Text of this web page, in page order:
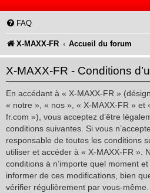
FAQ
X-MAXX-FR Accueil du forum
X-MAXX-FR - Conditions
En accédant à « X-MAXX-FR »
« notre », « nos », « X-MAXX-FR » et
fr.com »), vous acceptez d’être
conditions suivantes. Si vous
responsable de toutes les conditions
utiliser et accéder à « X-MAXX-FR ».
conditions à n’importe quel moment
informer de ces modifications, bien
vérifier régulièrement par vous-